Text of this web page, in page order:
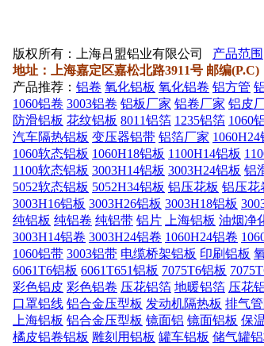
版权所有：上海吕盟铝业有限公司 产品范围
地址：上海嘉定区嘉松北路3911号 邮编(P.C)
产品推荐： 铝卷 氧化铝板 氧化铝卷 铝方管
1060铝卷 3003铝卷 铝板厂家 铝卷厂家 铝皮
防滑铝板 花纹铝板 8011铝箔 1235铝箔 1060
汽车隔热铝板 变压器铝带 铝箔厂家 1060H24
1060软态铝板 1060H18铝板 1100H14铝板
1100软态铝板 3003H14铝板 3003H24铝板 铝
5052软态铝板 5052H34铝板 铝压花板 铝压花
3003H16铝板 3003H26铝板 3003H18铝板
纯铝板 纯铝卷 纯铝带 铝片 上海铝板 油烟净
3003H14铝卷 3003H24铝卷 1060H24铝卷
1060铝带 3003铝带 电缆桥架铝板 印刷铝板
6061T6铝板 6061T651铝板 7075T6铝板
彩色铝皮 彩色铝卷 压花铝箔 地暖铝箔 压花
口罩铝线 铝合金压型板 发动机隔热板 排气
上海铝板 铝合金压型板 镜面铝 镜面铝板 保
橘皮铝卷铝板 雕刻用铝板 罐车铝板 储气罐